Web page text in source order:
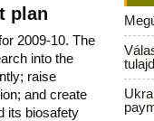
plan
2009-10. The
into the
raise
and create
its biosafety